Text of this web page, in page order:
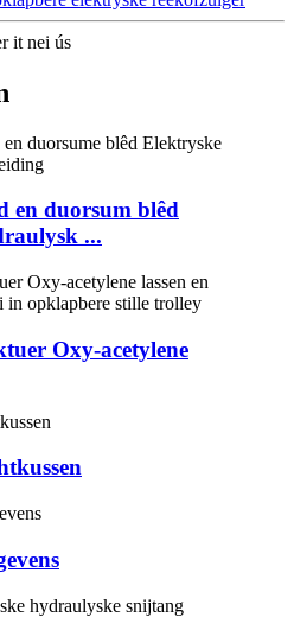
it nei ús
en duorsum blêd
...
Oxy-acetylene